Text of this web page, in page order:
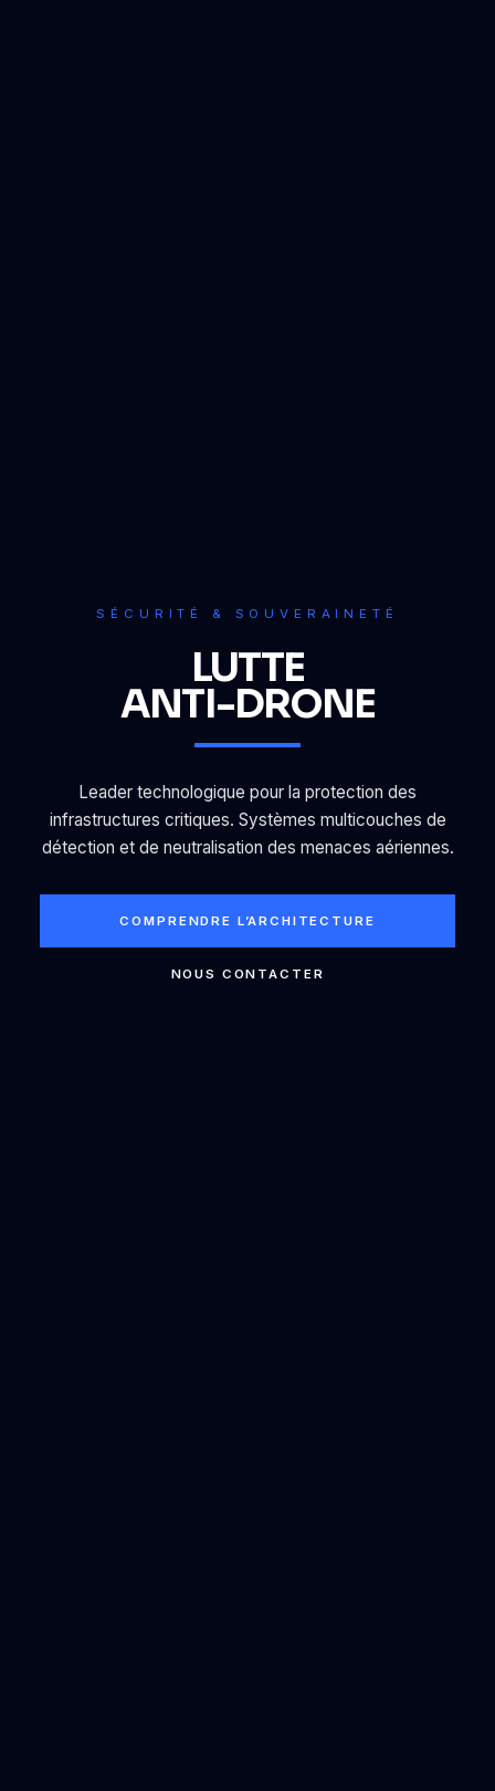
SÉCURITÉ & SOUVERAINETÉ
LUTTE
ANTI-DRONE
Leader technologique pour la protection des
infrastructures critiques. Systèmes multicouches de
détection et de neutralisation des menaces aériennes.
COMPRENDRE L’ARCHITECTURE
NOUS CONTACTER